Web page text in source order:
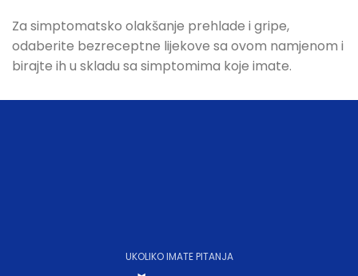
Za simptomatsko olakšanje prehlade i gripe,
odaberite bezreceptne lijekove sa ovom namjenom i
birajte ih u skladu sa simptomima koje imate.
UKOLIKO IMATE PITANJA